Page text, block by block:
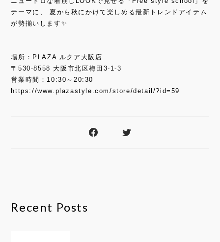
テーマに、 夏から秋にかけて楽しめる最新トレンドアイテム
が勢揃いします✨
場所：PLAZA ルクア大阪店
〒530-8558 大阪市北区梅田3-1-3
営業時間：10:30～20:30
https://www.plazastyle.com/store/detail/?id=59
Recent Posts